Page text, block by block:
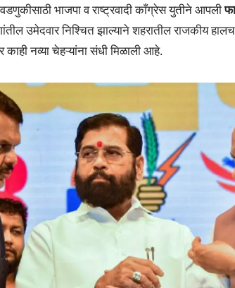
भाजपा व राष्ट्रवादी काँग्रेस युतीने आपली
उमेदवार निश्चित झाल्याने शहरातील राजकीय
नव्या चेहऱ्यांना संधी मिळाली आहे.